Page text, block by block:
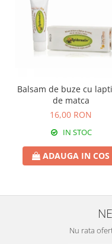
Balsam de buze cu
de matca
16,00 RON
IN STOC
ADAUGA IN COS
Nu rata